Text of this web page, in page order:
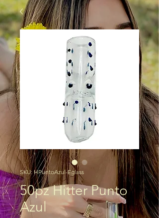
SKU: HPuntoAzul-Eglass
50pz Hitter Punto
Azul